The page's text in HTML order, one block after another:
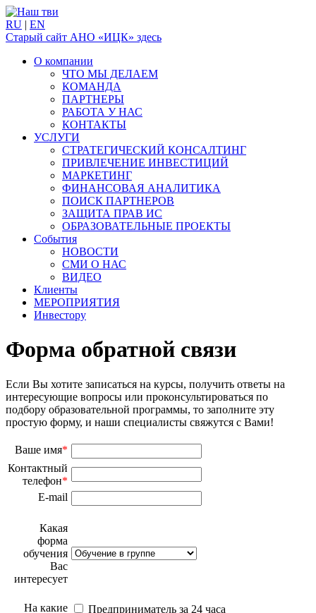
RU | EN
Старый сайт АНО «ИЦК» здесь
О компании
ЧТО МЫ ДЕЛАЕМ
КОМАНДА
ПАРТНЕРЫ
РАБОТА У НАС
КОНТАКТЫ
УСЛУГИ
СТРАТЕГИЧЕСКИЙ КОНСАЛТИНГ
ПРИВЛЕЧЕНИЕ ИНВЕСТИЦИЙ
МАРКЕТИНГ
ФИНАНСОВАЯ АНАЛИТИКА
ПОИСК ПАРТНЕРОВ
ЗАЩИТА ПРАВ ИС
ОБРАЗОВАТЕЛЬНЫЕ ПРОЕКТЫ
События
НОВОСТИ
СМИ О НАС
ВИДЕО
Клиенты
МЕРОПРИЯТИЯ
Инвестору
Форма обратной связи
Если Вы хотите записаться на курсы, получить ответы на
интересующие вопросы или проконсультироваться по
подбору образовательной программы, то заполните эту
простую форму, и наши специалисты свяжутся с Вами!
Ваше имя*
Контактный
телефон*
E-mail
Какая
форма
обучения
Вас
интересует
На какие
Предприниматель за 24 часа